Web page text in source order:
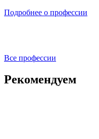
Подробнее о профессии
Все профессии
Рекомендуем